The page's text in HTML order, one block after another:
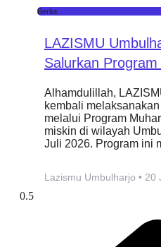
Berita
LAZISMU
Salurkan
Alhamdulillah,
kembali
melalui Program
miskin di wilayah
Juli 2026. Program ini
Lazismu Umbulharjo 20